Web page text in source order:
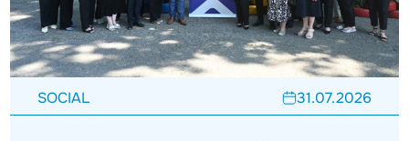
SOCIAL 31.07.2026